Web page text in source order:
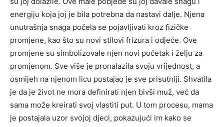
energiju koja joj je bila potrebna da nastavi dalje. Njena
unutrašnja snaga počela se pojavljivati kroz fizičke
promjene, kao što su novi stilovi frizura i odjeće. Ove
promjene su simbolizovale njen novi početak i želju za
promjenom. Sve više je pronalazila svoju vrijednost, a
osmijeh na njenom licu postajao je sve prisutniji. Shvatila
je da je život ne mora definirati njen bivši muž, već da
sama može kreirati svoj vlastiti put. U tom procesu, mama
je postajala uzor svojoj djeci, pokazujući im kako se